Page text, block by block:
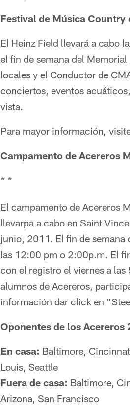
Festival de Música Country
El Heinz Field llevará a cabo
el fin de semana del
locales y el Conductor de
conciertos, eventos
vista.
Para mayor información,
Campamento de Acereros
* *
El campamento de Acereros
llevarpa a cabo en Saint
junio, 2011. El fin de semana
las 12:00 pm o 2:00p.m. El
con el registro el viernes a
alumnos de Acereros,
información dar click en
Oponentes de los Acereros
En casa: Baltimore,
Louis, Seattle
Fuera de casa: Baltimore,
Arizona, San Francisco